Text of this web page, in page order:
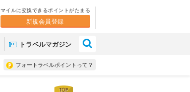
マイルに交換できるポイントがたまる
新規会員登録
トラベルマガジン
フォートラベルポイントって？